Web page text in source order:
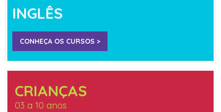
INGLÊS
CONHEÇA OS CURSOS >
CRIANÇAS
03 a 10 anos